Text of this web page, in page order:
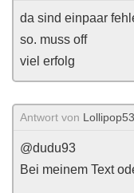
da sind einpaar
so. muss off
viel erfolg
Antwort von
@dudu93
Bei meinem Text